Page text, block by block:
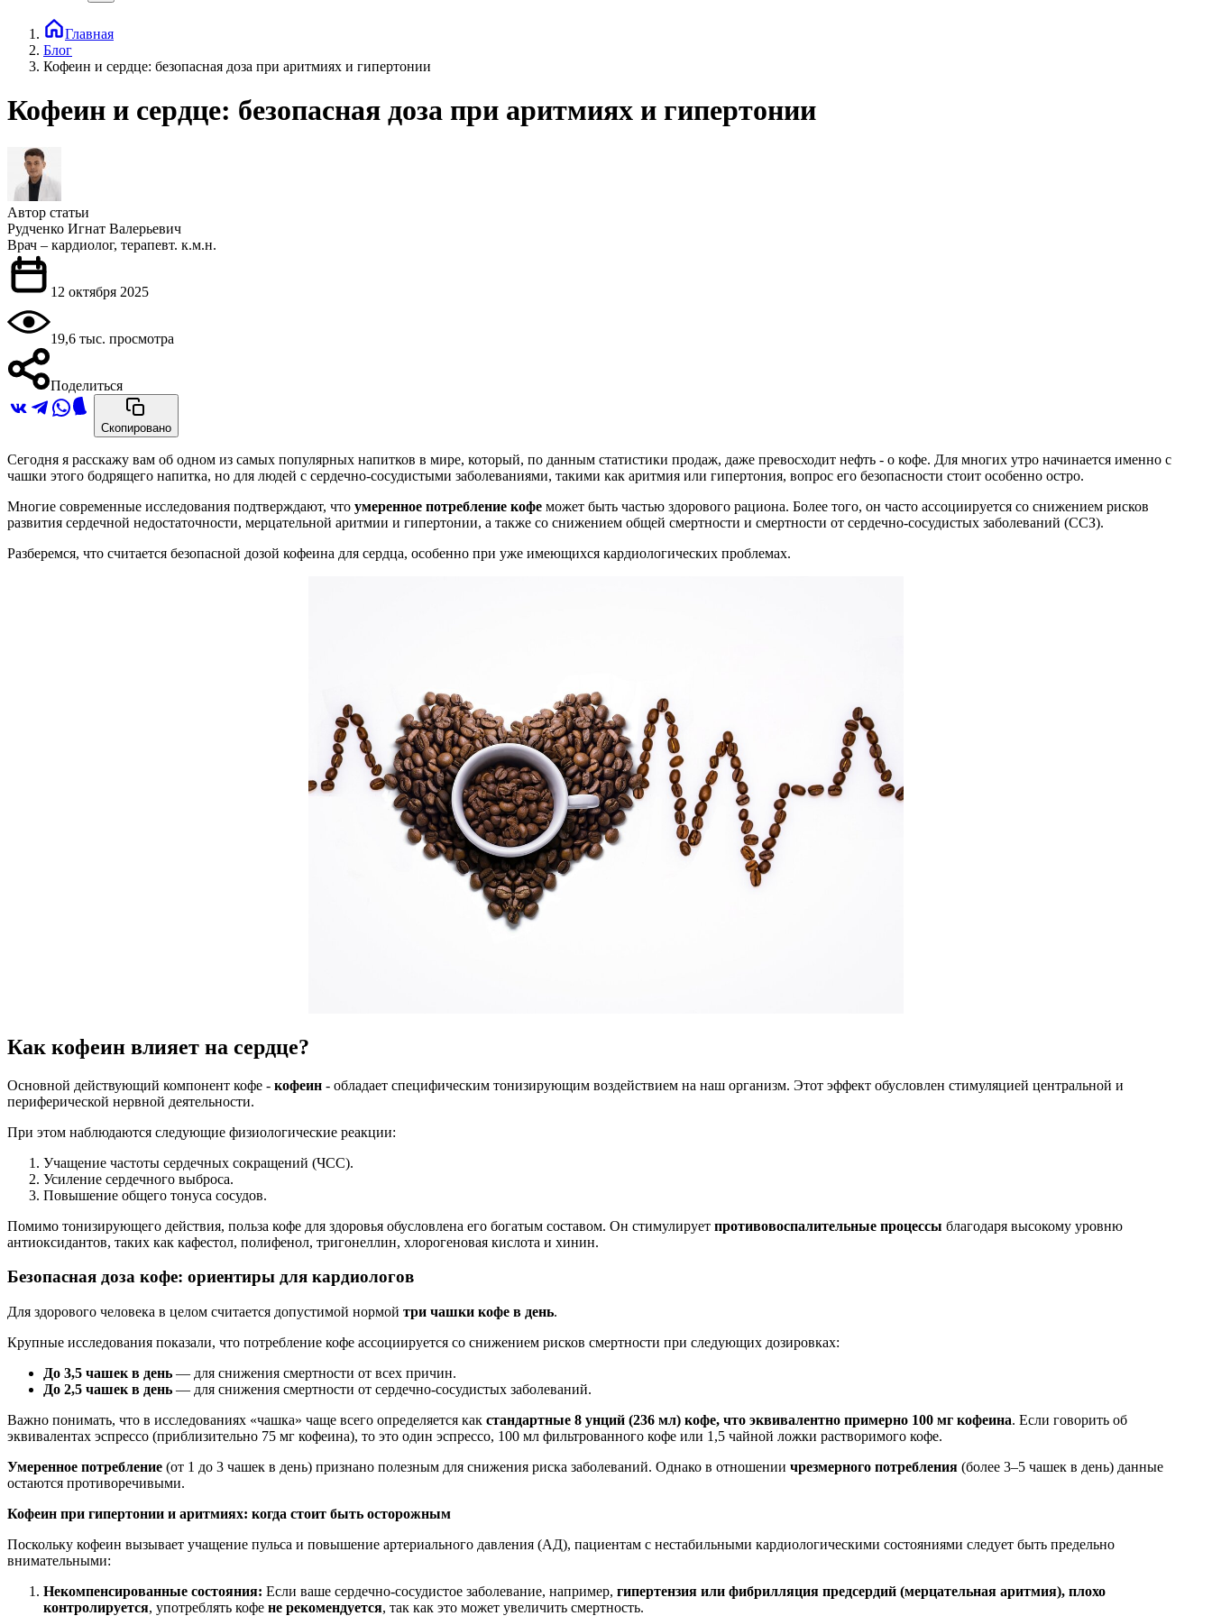
Главная
Блог
Кофеин и сердце: безопасная доза при аритмиях и гипертонии
Кофеин и сердце: безопасная доза при аритмиях и гипертонии
Автор статьи
Рудченко Игнат Валерьевич
Врач – кардиолог, терапевт. к.м.н.
12 октября 2025
19,6 тыс. просмотра
Поделиться
Скопировано
Сегодня я расскажу вам об одном из самых популярных напитков в мире, который, по данным статистики продаж, даже превосходит нефть - о кофе. Для многих утро начинается именно с
чашки этого бодрящего напитка, но для людей с сердечно-сосудистыми заболеваниями, такими как аритмия или гипертония, вопрос его безопасности стоит особенно остро.
Многие современные исследования подтверждают, что умеренное потребление кофе может быть частью здорового рациона. Более того, он часто ассоциируется со снижением рисков
развития сердечной недостаточности, мерцательной аритмии и гипертонии, а также со снижением общей смертности и смертности от сердечно-сосудистых заболеваний (ССЗ).
Разберемся, что считается безопасной дозой кофеина для сердца, особенно при уже имеющихся кардиологических проблемах.
Как кофеин влияет на сердце?
Основной действующий компонент кофе - кофеин - обладает специфическим тонизирующим воздействием на наш организм. Этот эффект обусловлен стимуляцией центральной и
периферической нервной деятельности.
При этом наблюдаются следующие физиологические реакции:
Учащение частоты сердечных сокращений (ЧСС).
Усиление сердечного выброса.
Повышение общего тонуса сосудов.
Помимо тонизирующего действия, польза кофе для здоровья обусловлена его богатым составом. Он стимулирует противовоспалительные процессы благодаря высокому уровню
антиоксидантов, таких как кафестол, полифенол, тригонеллин, хлорогеновая кислота и хинин.
Безопасная доза кофе: ориентиры для кардиологов
Для здорового человека в целом считается допустимой нормой три чашки кофе в день.
Крупные исследования показали, что потребление кофе ассоциируется со снижением рисков смертности при следующих дозировках:
До 3,5 чашек в день — для снижения смертности от всех причин.
До 2,5 чашек в день — для снижения смертности от сердечно-сосудистых заболеваний.
Важно понимать, что в исследованиях «чашка» чаще всего определяется как стандартные 8 унций (236 мл) кофе, что эквивалентно примерно 100 мг кофеина. Если говорить об
эквивалентах эспрессо (приблизительно 75 мг кофеина), то это один эспрессо, 100 мл фильтрованного кофе или 1,5 чайной ложки растворимого кофе.
Умеренное потребление (от 1 до 3 чашек в день) признано полезным для снижения риска заболеваний. Однако в отношении чрезмерного потребления (более 3–5 чашек в день) данные
остаются противоречивыми.
Кофеин при гипертонии и аритмиях: когда стоит быть осторожным
Поскольку кофеин вызывает учащение пульса и повышение артериального давления (АД), пациентам с нестабильными кардиологическими состояниями следует быть предельно
внимательными:
Некомпенсированные состояния: Если ваше сердечно-сосудистое заболевание, например, гипертензия или фибрилляция предсердий (мерцательная аритмия), плохо
контролируется, употреблять кофе не рекомендуется, так как это может увеличить смертность.